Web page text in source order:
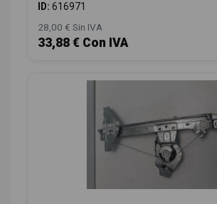
ID: 616971
28,00 € Sin IVA
33,88 € Con IVA